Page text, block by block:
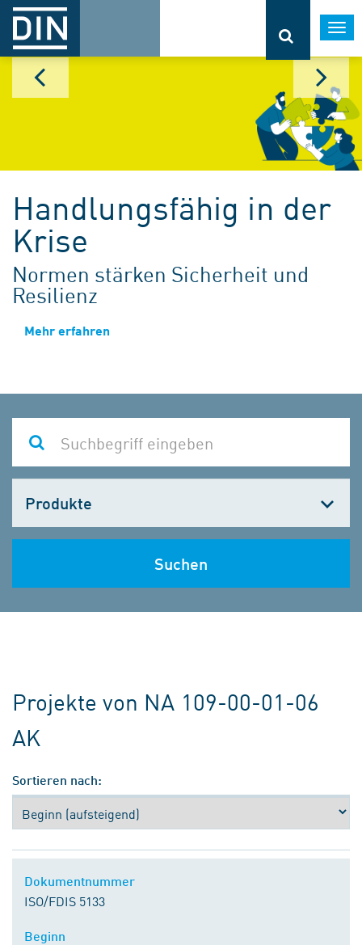
Handlungsfähig in der
Krise
Normen stärken Sicherheit und
Resilienz
Mehr erfahren
wählen
Suchen
Projekte von NA 109-00-01-06
AK
Sortieren nach:
Dokumentnummer
ISO/FDIS 5133
Beginn